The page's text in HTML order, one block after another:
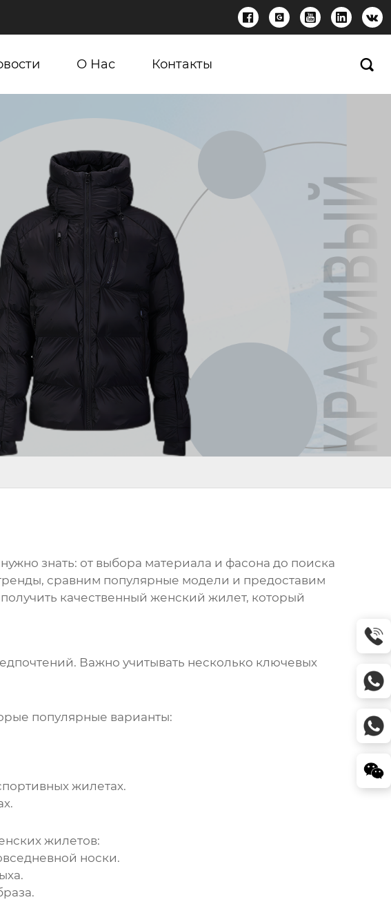
    
О Нас Контакты 
знать: от выбора материала и фасона до поиска
сравним популярные модели и предоставим
качественный женский жилет, который
Важно учитывать несколько ключевых
популярные варианты:
жилетах.
жилетов:
носки.